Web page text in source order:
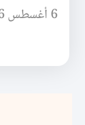
6 أغسطس 2026